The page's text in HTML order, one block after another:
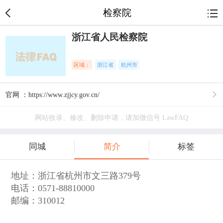
检察院
浙江省人民检察院
区域： 浙江省 杭州市
官网 ：https://www.zjjcy.gov.cn/
网站收录、修改、删除申请，请加微信号 LawFAQ
同城 简介 标签
地址：浙江省杭州市文三路379号
电话：0571-88810000
邮编：310012